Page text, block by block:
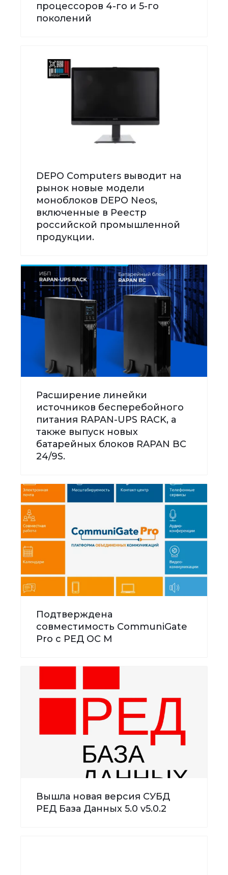
процессоров 4-го и 5-го
поколений
DEPO Computers выводит на
рынок новые модели
моноблоков DEPO Neos,
включенные в Реестр
российской промышленной
продукции.
Расширение линейки
источников бесперебойного
питания RAPAN-UPS RACK, а
также выпуск новых
батарейных блоков RAPAN BC
24/9S.
Подтверждена
совместимость CommuniGate
Pro с РЕД ОС М
Вышла новая версия СУБД
РЕД База Данных 5.0 v5.0.2